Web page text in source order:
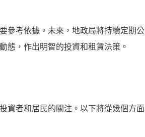
參考依據。未來，地政局將持續定期公
態，作出明智的投資和租賃決策。
資者和居民的關注。以下將從幾個方面